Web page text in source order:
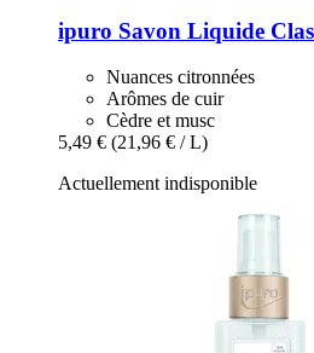
ipuro Savon Liquide
Nuances citronnées
Arômes de cuir
Cèdre et musc
5,49 € (21,96 € / L)
Actuellement indisponible